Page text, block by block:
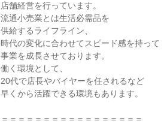
店舗経営を行っています。
流通小売業とは生活必需品を
供給するライフライン、
時代の変化に合わせてスピード感を持って
事業を成長させております。
働く環境として、
20代で店長やバイヤーを任されるなど
早くから活躍できる環境もあります。
＝＝＝＝＝＝＝＝＝＝＝＝＝＝＝＝＝